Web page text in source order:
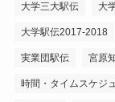
大学三大駅伝 大
大学駅伝2017-2018
実業団駅伝 宮原
時間・タイムスケジ